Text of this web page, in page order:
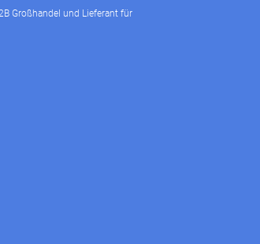
Großhandel und Lieferant für